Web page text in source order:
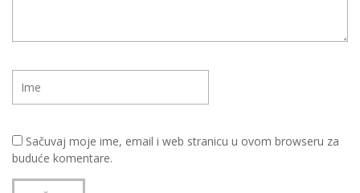
Sačuvaj moje ime, email i web stranicu u ovom browseru za
buduće komentare.